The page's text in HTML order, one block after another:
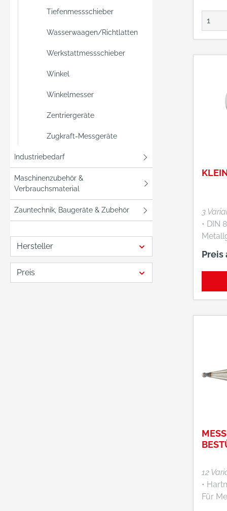
Tiefenmessschieber
Wasserwaagen/Richtlatten
Werkstattmessschieber
Winkel
Winkelmesser
Zentriergeräte
Zugkraft-Messgeräte
Industriebedarf
Maschinenzubehör &
Verbrauchsmaterial
Zauntechnik, Baugeräte & Zubehör
Hersteller
Preis
und
mm h6
3
• DIN 878 •
mm
geschliffen •
Preis
12
•
Für